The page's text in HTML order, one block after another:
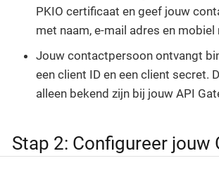
PKIO certificaat en geef jouw
met naam, e-mail adres en mobiel
Jouw contactpersoon ontvangt
een client ID en een client secret.
alleen bekend zijn bij jouw API
Stap 2: Configureer jouw